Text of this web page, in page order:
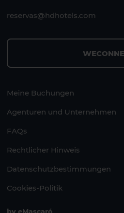
reservas@hdhotels.com
Meine Buchungen
Agenturen und Unternehmen
FAQs
Rechtlicher Hinweis
Datenschutzbestimmungen
Cookies-Politik